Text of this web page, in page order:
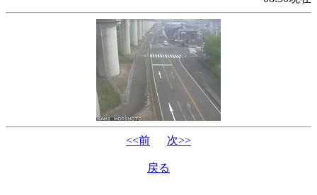
<<前 次>>
戻る